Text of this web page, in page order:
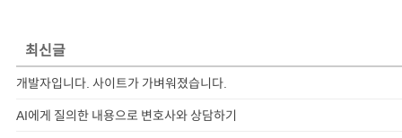
최신글
개발자입니다. 사이트가 가벼워졌습니다.
AI에게 질의한 내용으로 변호사와 상담하기